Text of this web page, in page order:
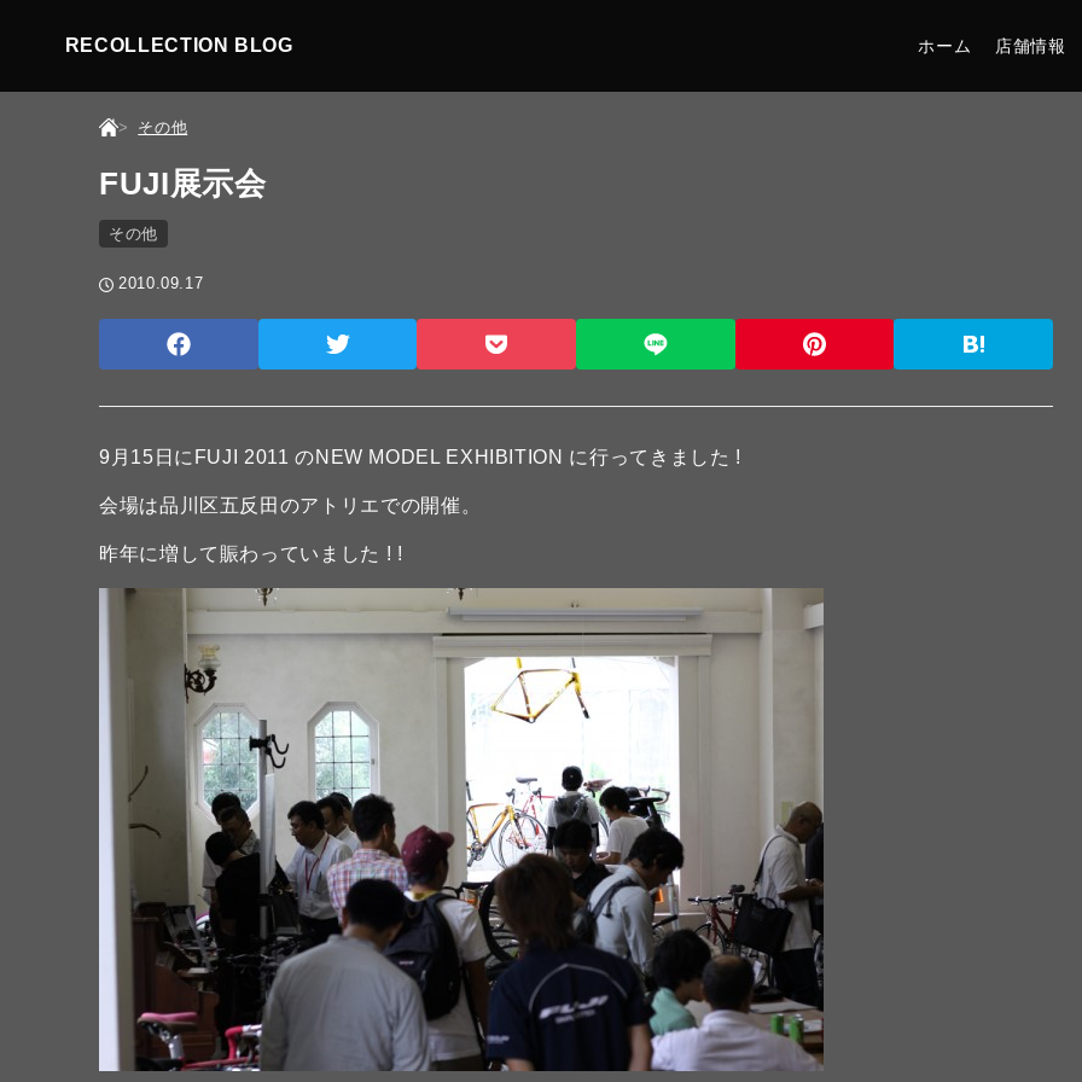
RECOLLECTION BLOG ホーム 店舗情報
その他
FUJI展示会
その他
2010.09.17
9月15日にFUJI 2011 のNEW MODEL EXHIBITION に行ってきました !
会場は品川区五反田のアトリエでの開催。
昨年に増して賑わっていました ! !